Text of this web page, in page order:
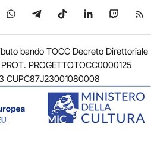
su YouTube
Seguici su WhatsApp
Seguici su Telegram
Seguici su TikTok
Seguici su
Seguici
bando TOCC Decreto Direttoriale
PROGETTOTOCC0000125
CUPC87J23001080008